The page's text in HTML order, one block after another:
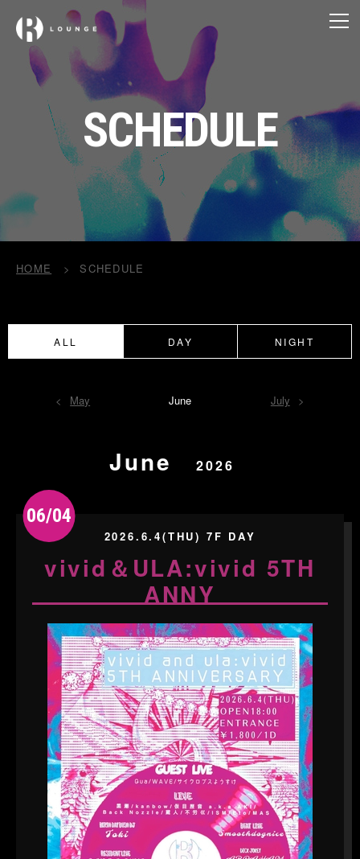
SCHEDULE
HOME SCHEDULE
ALL DAY NIGHT
May June July
June 2026
06/04
2026.6.4(THU) 7F DAY
vivid＆ULA:vivid 5TH
ANNY